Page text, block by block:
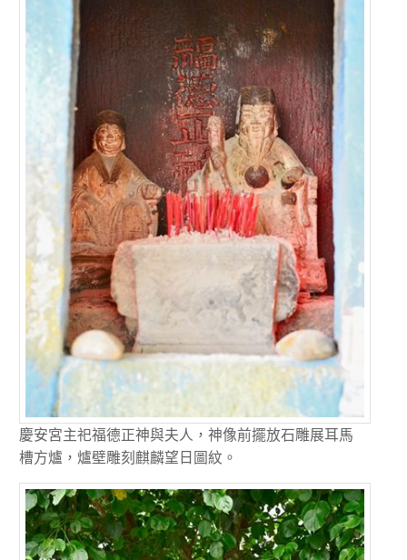
慶安宮主祀福德正神與夫人，神像前擺放石雕展耳馬
槽方爐，爐壁雕刻麒麟望日圖紋。